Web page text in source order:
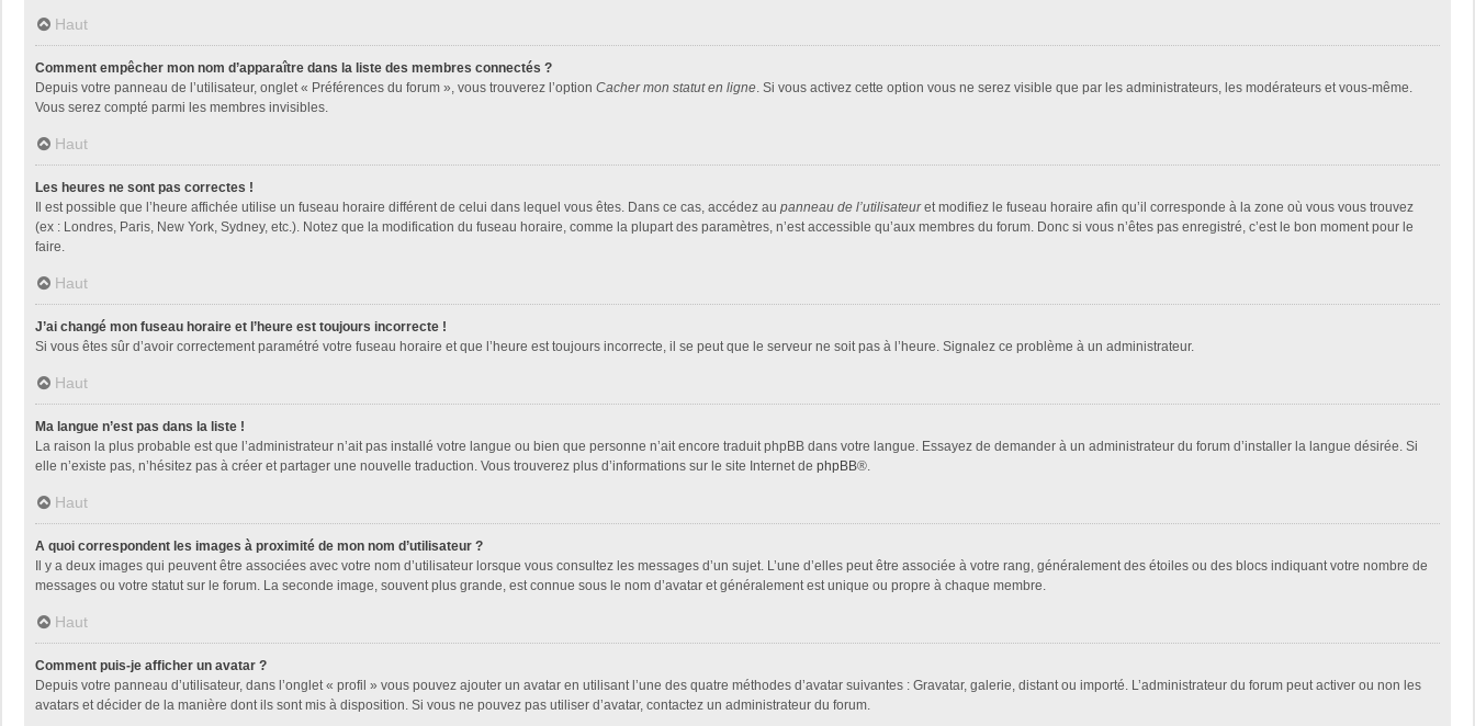
Haut
Comment empêcher mon nom d’apparaître dans la liste des membres connectés ?
Depuis votre panneau de l’utilisateur, onglet « Préférences du forum », vous trouverez l’option Cacher mon statut en ligne. Si vous activez cette option vous ne serez visible que par les administrateurs, les modérateurs et vous-même.
Vous serez compté parmi les membres invisibles.
Haut
Les heures ne sont pas correctes !
Il est possible que l’heure affichée utilise un fuseau horaire différent de celui dans lequel vous êtes. Dans ce cas, accédez au panneau de l’utilisateuret modifiez le fuseau horaire afin qu’il corresponde à la zone où vous vous trouvez
(ex : Londres, Paris, New York, Sydney, etc.). Notez que la modification du fuseau horaire, comme la plupart des paramètres, n’est accessible qu’aux membres du forum. Donc si vous n’êtes pas enregistré, c’est le bon moment pour le
faire.
Haut
J’ai changé mon fuseau horaire et l’heure est toujours incorrecte !
Si vous êtes sûr d’avoir correctement paramétré votre fuseau horaire et que l’heure est toujours incorrecte, il se peut que le serveur ne soit pas à l’heure. Signalez ce problème à un administrateur.
Haut
Ma langue n’est pas dans la liste !
La raison la plus probable est que l’administrateur n’ait pas installé votre langue ou bien que personne n’ait encore traduit phpBB dans votre langue. Essayez de demander à un administrateur du forum d’installer la langue désirée. Si
elle n’existe pas, n’hésitez pas à créer et partager une nouvelle traduction. Vous trouverez plus d’informations sur le site Internet de phpBB®.
Haut
A quoi correspondent les images à proximité de mon nom d’utilisateur ?
Il y a deux images qui peuvent être associées avec votre nom d’utilisateur lorsque vous consultez les messages d’un sujet. L’une d’elles peut être associée à votre rang, généralement des étoiles ou des blocs indiquant votre nombre de
messages ou votre statut sur le forum. La seconde image, souvent plus grande, est connue sous le nom d’avatar et généralement est unique ou propre à chaque membre.
Haut
Comment puis-je afficher un avatar ?
Depuis votre panneau d’utilisateur, dans l’onglet « profil » vous pouvez ajouter un avatar en utilisant l’une des quatre méthodes d’avatar suivantes : Gravatar, galerie, distant ou importé. L’administrateur du forum peut activer ou non les
avatars et décider de la manière dont ils sont mis à disposition. Si vous ne pouvez pas utiliser d’avatar, contactez un administrateur du forum.